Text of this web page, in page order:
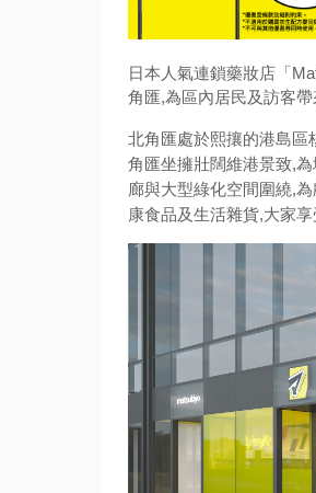
日本人氣連鎖藥妝店「
角匯,為區內居民及訪客帶
北角匯處於熙攘的港島區
角匯坐擁壯闊維港景致,
廊與大型綠化空間圍繞,
康食品及生活雜貨,大家